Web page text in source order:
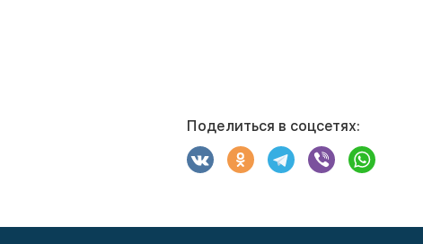
Поделиться в соцсетях: